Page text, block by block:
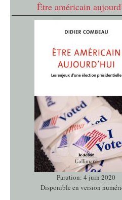
Être américain
Parution: 4 juin 2020
Disponible en version